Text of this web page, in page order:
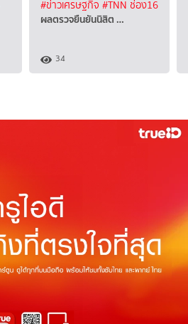
#ข่าวเศรษฐกิจ #TNN ช่อง16
ผลตรวจยืนยันนิสิต …
34